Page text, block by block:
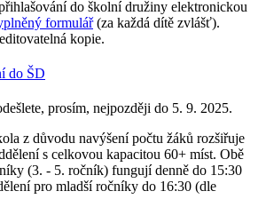
do školní družiny elektronickou
formulář(za každá dítě zvlášť).
kopie.
prosím, nejpozději do 5. 9. 2025.
z důvodu navýšení počtu žáků rozšiřuje
s celkovou kapacitou 60+ míst. Obě
(3. - 5. ročník) fungují denně do 15:30
pro mladší ročníky do 16:30 (dle